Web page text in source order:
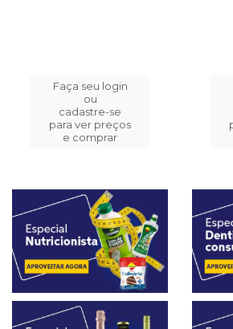
Faça seu login
ou
cadastre-se
para ver preços
e comprar